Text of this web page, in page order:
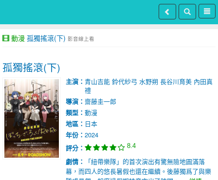
動漫 孤獨搖滾(下) 影音線上看
孤獨搖滾(下)
主演： 青山吉能 鈴代紗弓 水野朔 長谷川育美 內田真
禮
導演： 齋藤圭一郎
類型： 動漫
地區： 日本
年份： 2024
評分：
8.4
劇情：
「紐帶樂隊」的首次演出有驚無險地圓滿落
幕，而四人的悠長暑假也還在繼續。後藤獨爲了與樂